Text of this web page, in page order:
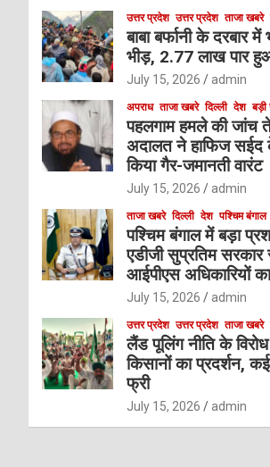
उत्तर प्रदेश उत्तर प्रदेश ताजा खबरे
बाबा बर्फानी के दरबार में
भीड़, 2.77 लाख पार
July 15, 2026 admin
अपराध ताजा खबरे दिल्ली देश
पहलगाम हमले की जांच
अदालत ने हाफिज सईद
किया गैर-जमानती वारंट
July 15, 2026 admin
ताजा खबरे दिल्ली देश पश्चिम बंगाल
पश्चिम बंगाल में बड़ा
एडीजी सुप्रतिम
आईपीएस अधिकारियों
July 15, 2026 admin
उत्तर प्रदेश उत्तर प्रदेश ताजा खबरे
लैंड पूलिंग नीति के
किसानों का प्रदर्शन,
फ्री
July 15, 2026 admin